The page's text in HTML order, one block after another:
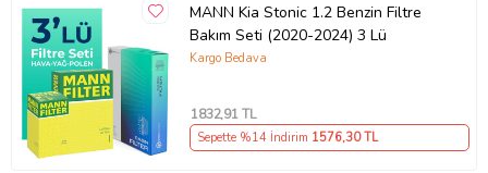
MANN Kia Stonic 1.2 Benzin Filtre
Bakım Seti (2020-2024) 3 Lü
Kargo Bedava
1832,91 TL
Sepette %14 İndirim 1576,30 TL